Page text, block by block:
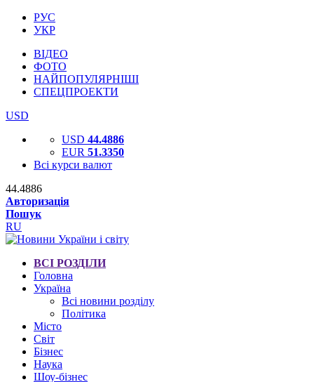
РУС
УКР
ВІДЕО
ФОТО
НАЙПОПУЛЯРНІШІ
СПЕЦПРОЕКТИ
USD
USD 44.4886
EUR 51.3350
Всі курси валют
44.4886
Авторизація
Пошук
RU
ВСІ РОЗДІЛИ
Головна
Україна
Всі новини розділу
Політика
Місто
Світ
Бізнес
Наука
Шоу-бізнес